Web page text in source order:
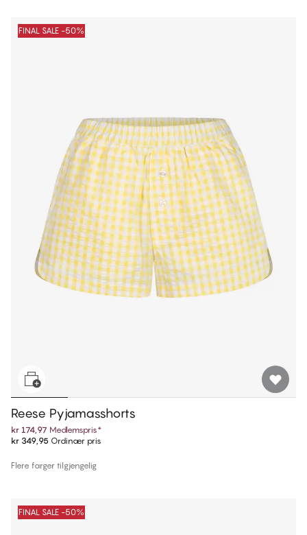
FINAL SALE -50%
Reese Pyjamasshorts
kr 174,97 Medlemspris*
kr 349,95 Ordinær pris
Flere farger tilgjengelig
FINAL SALE -50%